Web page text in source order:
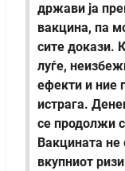
држави ја
вакцина, па
сите докази.
луѓе,
ефекти и ние
истрага.
се продолжи
Вакцината
вкупниот